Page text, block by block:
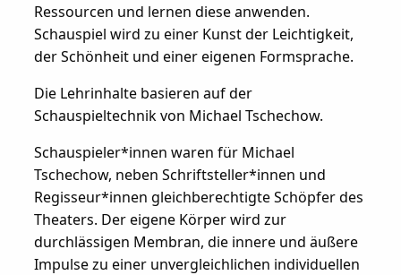
Ressourcen und lernen diese anwenden.
Schauspiel wird zu einer Kunst der Leichtigkeit,
der Schönheit und einer eigenen Formsprache.
Die Lehrinhalte basieren auf der
Schauspieltechnik von Michael Tschechow.
Schauspieler*innen waren für Michael
Tschechow, neben Schriftsteller*innen und
Regisseur*innen gleichberechtigte Schöpfer des
Theaters. Der eigene Körper wird zur
durchlässigen Membran, die innere und äußere
Impulse zu einer unvergleichlichen individuellen